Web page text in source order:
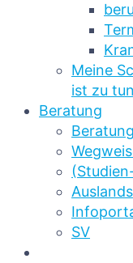
Meine
ist zu
Beratung
SV